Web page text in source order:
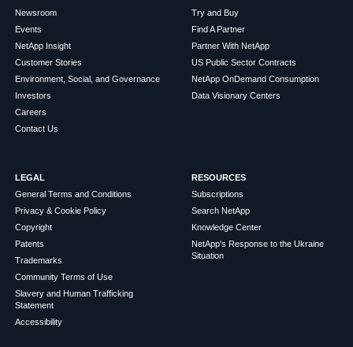
Newsroom
Events
NetApp Insight
Customer Stories
Environment, Social, and Governance
Investors
Careers
Contact Us
Try and Buy
Find A Partner
Partner With NetApp
US Public Sector Contracts
NetApp OnDemand Consumption
Data Visionary Centers
LEGAL
General Terms and Conditions
Privacy & Cookie Policy
Copyright
Patents
Trademarks
Community Terms of Use
Slavery and Human Trafficking
Statement
Accessibility
RESOURCES
Subscriptions
Search NetApp
Knowledge Center
NetApp's Response to the Ukraine
Situation